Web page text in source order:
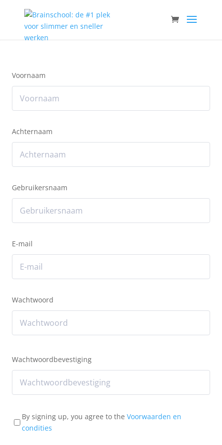
Voornaam
Achternaam
Gebruikersnaam
E-mail
Wachtwoord
Wachtwoordbevestiging
By signing up, you agree to the Voorwaarden en
condities